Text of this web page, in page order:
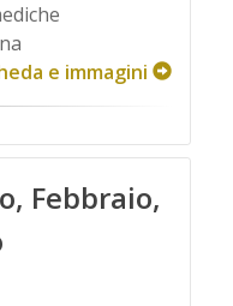
e immagini
Febbraio,